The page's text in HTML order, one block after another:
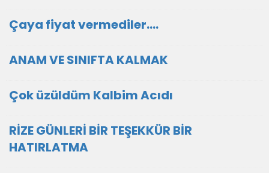
Çaya fiyat vermediler....
ANAM VE SINIFTA KALMAK
Çok üzüldüm Kalbim Acıdı
RİZE GÜNLERİ BİR TEŞEKKÜR BİR
HATIRLATMA